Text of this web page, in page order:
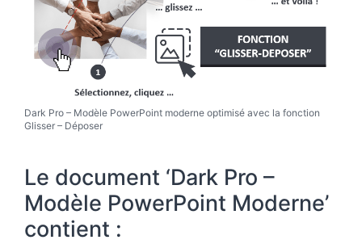
Dark Pro – Modèle PowerPoint moderne optimisé avec la fonction
Glisser – Déposer
Le document ‘Dark Pro –
Modèle PowerPoint Moderne’
contient :